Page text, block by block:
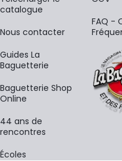
catalogue
Nous contacter
Guides La
Baguetterie
Baguetterie Shop
Online
44 ans de
rencontres
Écoles
FAQ -